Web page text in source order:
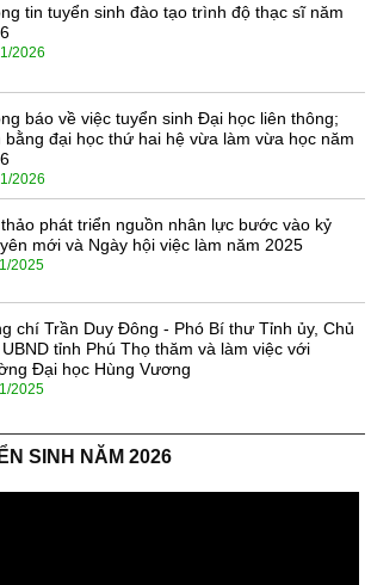
tin tuyển sinh đào tạo trình độ thạc sĩ năm
2026
báo về việc tuyển sinh Đại học liên thông;
bằng đại học thứ hai hệ vừa làm vừa học năm
2026
phát triển nguồn nhân lực bước vào kỷ
mới và Ngày hội việc làm năm 2025
2025
chí Trần Duy Đông - Phó Bí thư Tỉnh ủy, Chủ
tỉnh Phú Thọ thăm và làm việc với
Đại học Hùng Vương
2025
SINH NĂM 2026